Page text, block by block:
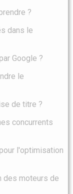
?
dans le
Google ?
le
de titre ?
concurrents
l'optimisation
des moteurs de